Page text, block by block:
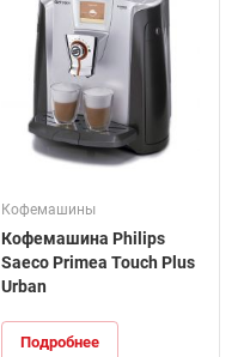
Кофемашины
Кофемашина Philips
Saeco Primea Touch Plus
Urban
Подробнее